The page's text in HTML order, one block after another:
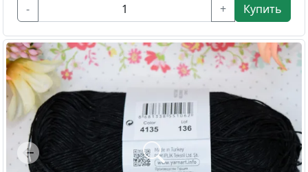
- + Купить
Previous